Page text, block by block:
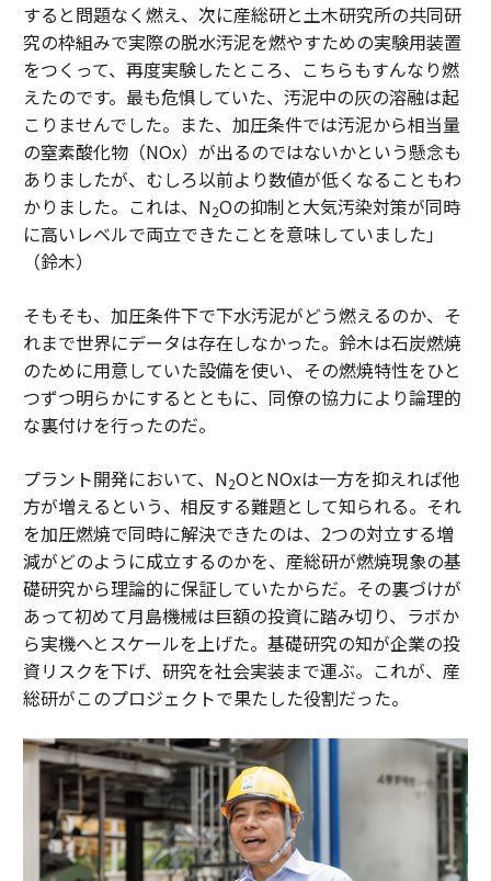
すると問題なく燃え、次に産総研と土木研究所の共同研
究の枠組みで実際の脱水汚泥を燃やすための実験用装置
をつくって、再度実験したところ、こちらもすんなり燃
えたのです。最も危惧していた、汚泥中の灰の溶融は起
こりませんでした。また、加圧条件では汚泥から相当量
の窒素酸化物（NOx）が出るのではないかという懸念も
ありましたが、むしろ以前より数値が低くなることもわ
かりました。これは、N2Oの抑制と大気汚染対策が同時
に高いレベルで両立できたことを意味していました」
（鈴木）
そもそも、加圧条件下で下水汚泥がどう燃えるのか、そ
れまで世界にデータは存在しなかった。鈴木は石炭燃焼
のために用意していた設備を使い、その燃焼特性をひと
つずつ明らかにするとともに、同僚の協力により論理的
な裏付けを行ったのだ。
プラント開発において、N2OとNOxは一方を抑えれば他
方が増えるという、相反する難題として知られる。それ
を加圧燃焼で同時に解決できたのは、2つの対立する増
減がどのように成立するのかを、産総研が燃焼現象の基
礎研究から理論的に保証していたからだ。その裏づけが
あって初めて月島機械は巨額の投資に踏み切り、ラボか
ら実機へとスケールを上げた。基礎研究の知が企業の投
資リスクを下げ、研究を社会実装まで運ぶ。これが、産
総研がこのプロジェクトで果たした役割だった。